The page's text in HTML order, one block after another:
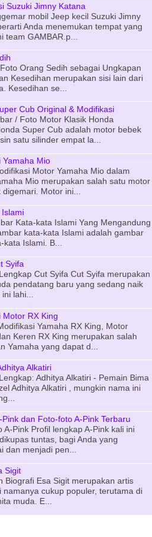
Suzuki Jimny Katana
mobil Jeep kecil Suzuki Jimny
Anda menemukan tempat yang
GAMBAR.p...
Orang Sedih sebagai Ungkapan
Kesedihan merupakan sisi lain dari
Kesedihan se...
Cub Original & Modifikasi
/ Foto Motor Klasik Honda
Super Cub adalah motor bebek
satu silinder empat la...
Yamaha Mio
Motor Yamaha Mio dalam
Mio merupakan salah satu motor
Motor ini...
Kata-kata Islami Yang Mengandung
kata-kata Islami adalah gambar
kata Islami. B...
Syifa
Cut Syifa Cut Syifa merupakan
pendatang baru yang sedang naik
lahi...
RX King
Yamaha RX King, Motor
Keren RX King merupakan salah
Yamaha yang dapat d...
Alkatiri
Adhitya Alkatiri - Pemain Bima
Adhitya Alkatiri , mungkin nama ini
dan Foto-foto A-Pink Terbaru
A-Pink Profil lengkap A-Pink kali ini
tuntas, bagi Anda yang
dan menjadi pen...
Sigit
Biografi Esa Sigit merupakan artis
namanya cukup populer, terutama di
muda. E...